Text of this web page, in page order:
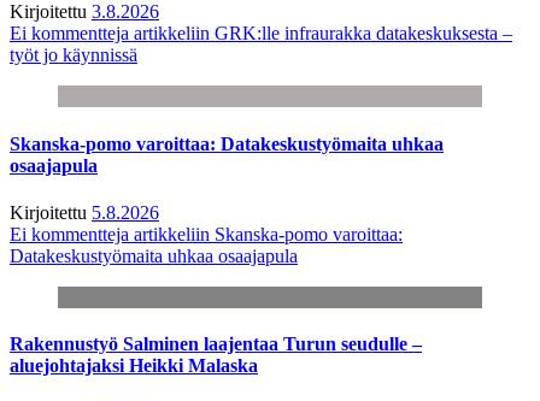
Kirjoitettu 3.8.2026
Ei kommentteja artikkeliin GRK:lle infraurakka datakeskuksesta –
työt jo käynnissä
Skanska-pomo varoittaa: Datakeskustyömaita uhkaa
osaajapula
Kirjoitettu 5.8.2026
Ei kommentteja artikkeliin Skanska-pomo varoittaa:
Datakeskustyömaita uhkaa osaajapula
Rakennustyö Salminen laajentaa Turun seudulle –
aluejohtajaksi Heikki Malaska